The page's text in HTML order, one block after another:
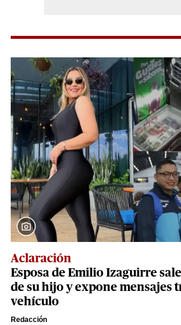
Aclaración
Esposa de Emilio Izaguirre
de su hijo y expone mensajes
vehículo
Redacción